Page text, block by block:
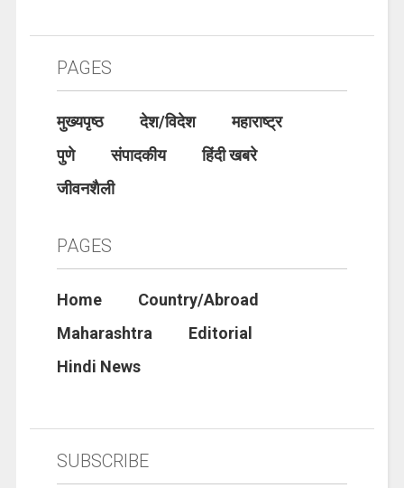
PAGES
मुख्यपृष्ठ देश/विदेश
महाराष्ट्र
पुणे
संपादकीय
हिंदी खबरे
जीवनशैली
PAGES
Home
Country/Abroad
Maharashtra
Editorial
Hindi News
SUBSCRIBE